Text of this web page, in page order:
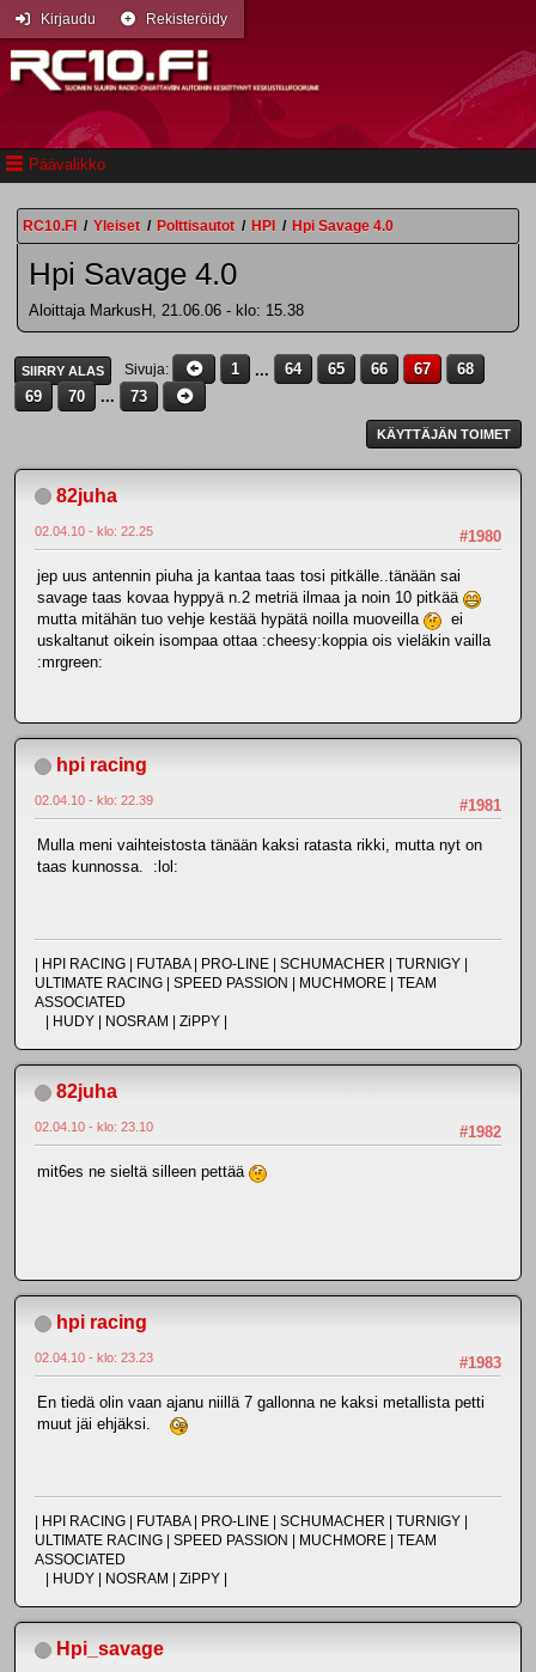
Päävalikko
Kirjaudu Rekisteröidy
RC10.FI / Yleiset / Polttisautot / HPI / Hpi Savage 4.0
Hpi Savage 4.0
Aloittaja MarkusH, 21.06.06 - klo: 15.38
SIIRRY ALAS Sivuja 1 ... 64 65 66 67
68
69
70 ... 73
KÄYTTÄJÄN TOIMET
82juha
#1980
02.04.10 - klo: 22.25
jep uus antennin piuha ja kantaa taas tosi pitkälle..tänään sai
savage taas kovaa hyppyä n.2 metriä ilmaa ja noin 10 pitkää
mutta mitähän tuo vehje kestää hypätä noilla muoveilla
ei
uskaltanut oikein isompaa ottaa :cheesy:koppia ois vieläkin vailla
:mrgreen:
hpi racing
#1981
02.04.10 - klo: 22.39
Mulla meni vaihteistosta tänään kaksi ratasta rikki, mutta nyt on
taas kunnossa. :lol:
| HPI RACING | FUTABA | PRO-LINE | SCHUMACHER | TURNIGY |
ULTIMATE RACING | SPEED PASSION | MUCHMORE | TEAM
ASSOCIATED
| HUDY | NOSRAM | ZiPPY |
82juha
#1982
02.04.10 - klo: 23.10
mit6es ne sieltä silleen pettää
hpi racing
#1983
02.04.10 - klo: 23.23
En tiedä olin vaan ajanu niillä 7 gallonna ne kaksi metallista petti
muut jäi ehjäksi.
| HPI RACING | FUTABA | PRO-LINE | SCHUMACHER | TURNIGY |
ULTIMATE RACING | SPEED PASSION | MUCHMORE | TEAM
ASSOCIATED
| HUDY | NOSRAM | ZiPPY |
Hpi_savage